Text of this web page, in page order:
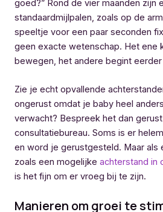
goed?” Rond de vier maanden zijn
standaardmijlpalen, zoals op de
speeltje voor een paar seconden
geen exacte wetenschap. Het ene
bewegen, het andere begint
Zie je echt opvallende
ongerust omdat je baby heel
verwacht? Bespreek het dan
consultatiebureau. Soms is er
en word je gerustgesteld. Maar als
zoals een mogelijke achterstand in
is het fijn om er vroeg bij te zijn.
Manieren om groei te